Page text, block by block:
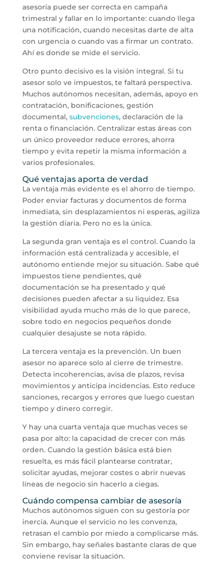
asesoría puede ser correcta en campaña
trimestral y fallar en lo importante: cuando llega
una notificación, cuando necesitas darte de alta
con urgencia o cuando vas a firmar un contrato.
Ahí es donde se mide el servicio.
Otro punto decisivo es la visión integral. Si tu
asesor solo ve impuestos, te faltará perspectiva.
Muchos autónomos necesitan, además, apoyo en
contratación, bonificaciones, gestión
documental, subvenciones, declaración de la
renta o financiación. Centralizar estas áreas con
un único proveedor reduce errores, ahorra
tiempo y evita repetir la misma información a
varios profesionales.
Qué ventajas aporta de verdad
La ventaja más evidente es el ahorro de tiempo.
Poder enviar facturas y documentos de forma
inmediata, sin desplazamientos ni esperas, agiliza
la gestión diaria. Pero no es la única.
La segunda gran ventaja es el control. Cuando la
información está centralizada y accesible, el
autónomo entiende mejor su situación. Sabe qué
impuestos tiene pendientes, qué
documentación se ha presentado y qué
decisiones pueden afectar a su liquidez. Esa
visibilidad ayuda mucho más de lo que parece,
sobre todo en negocios pequeños donde
cualquier desajuste se nota rápido.
La tercera ventaja es la prevención. Un buen
asesor no aparece solo al cierre de trimestre.
Detecta incoherencias, avisa de plazos, revisa
movimientos y anticipa incidencias. Esto reduce
sanciones, recargos y errores que luego cuestan
tiempo y dinero corregir.
Y hay una cuarta ventaja que muchas veces se
pasa por alto: la capacidad de crecer con más
orden. Cuando la gestión básica está bien
resuelta, es más fácil plantearse contratar,
solicitar ayudas, mejorar costes o abrir nuevas
líneas de negocio sin hacerlo a ciegas.
Cuándo compensa cambiar de asesoría
Muchos autónomos siguen con su gestoría por
inercia. Aunque el servicio no les convenza,
retrasan el cambio por miedo a complicarse más.
Sin embargo, hay señales bastante claras de que
conviene revisar la situación.